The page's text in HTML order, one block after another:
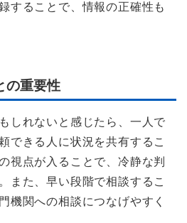
することで、情報の正確性も
の重要性
しれないと感じたら、一人で
できる人に状況を共有するこ
視点が入ることで、冷静な判
また、早い段階で相談するこ
機関への相談につなげやすく